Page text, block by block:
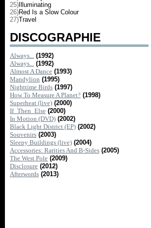
25) Illuminating
26)Red Is a Slow Colour
27)Travel
DISCOGRAPHIE
Always... (1992)
Always... (1992)
Almost A Dance (1993)
Mandylion (1995)
Nighttime Birds (1997)
How To Measure A Planet? (1998)
Superheat (live) (2000)
If_Then_Else (2000)
In Motion (DVD) (2002)
Black Light District (EP) (2002)
Souvenirs (2003)
Sleepy Buildings (live) (2004)
Accessories: Rarities And B-Sides (2005)
The West Pole (2009)
Disclosure (2012)
Afterwords (2013)